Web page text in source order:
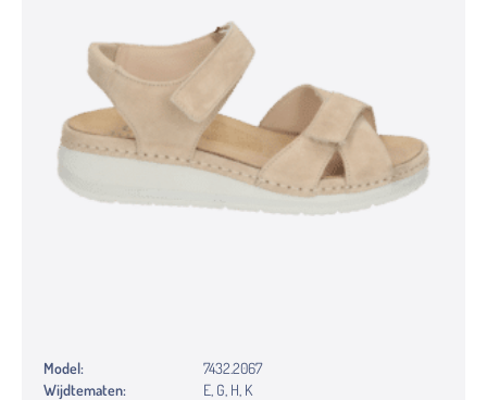
Model:
7432.2067
Wijdtematen:
E, G, H, K